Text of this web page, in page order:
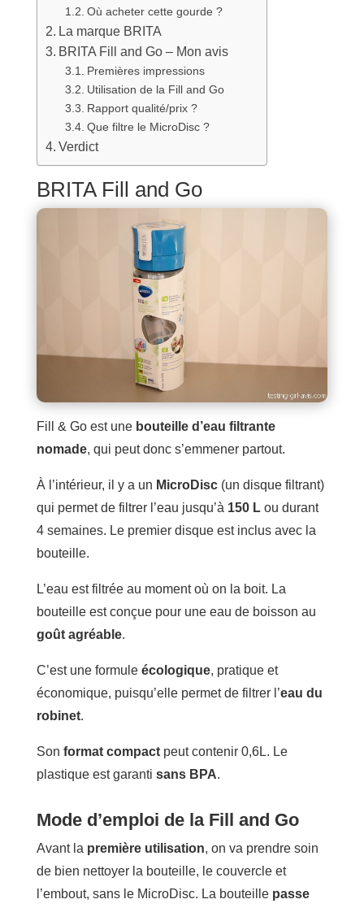
Où acheter cette gourde ?
La marque BRITA
BRITA Fill and Go – Mon avis
Premières impressions
Utilisation de la Fill and Go
Rapport qualité/prix ?
Que filtre le MicroDisc ?
Verdict
BRITA Fill and Go
Fill & Go est une bouteille d’eau filtrante
nomade, qui peut donc s’emmener partout.
À l’intérieur, il y a un MicroDisc(un disque filtrant)
qui permet de filtrer l’eau jusqu’à 150 Lou durant
4 semaines. Le premier disque est inclus avec la
bouteille.
L’eau est filtrée au moment où on la boit. La
bouteille est conçue pour une eau de boisson au
goût agréable.
C’est une formule écologique, pratique et
économique, puisqu’elle permet de filtrer l’eau du
robinet.
Son format compactpeut contenir 0,6L. Le
plastique est garanti sans BPA.
Mode d’emploi de la Fill and Go
Avant la première utilisation, on va prendre soin
de bien nettoyer la bouteille, le couvercle et
l’embout, sans le MicroDisc. La bouteille passe